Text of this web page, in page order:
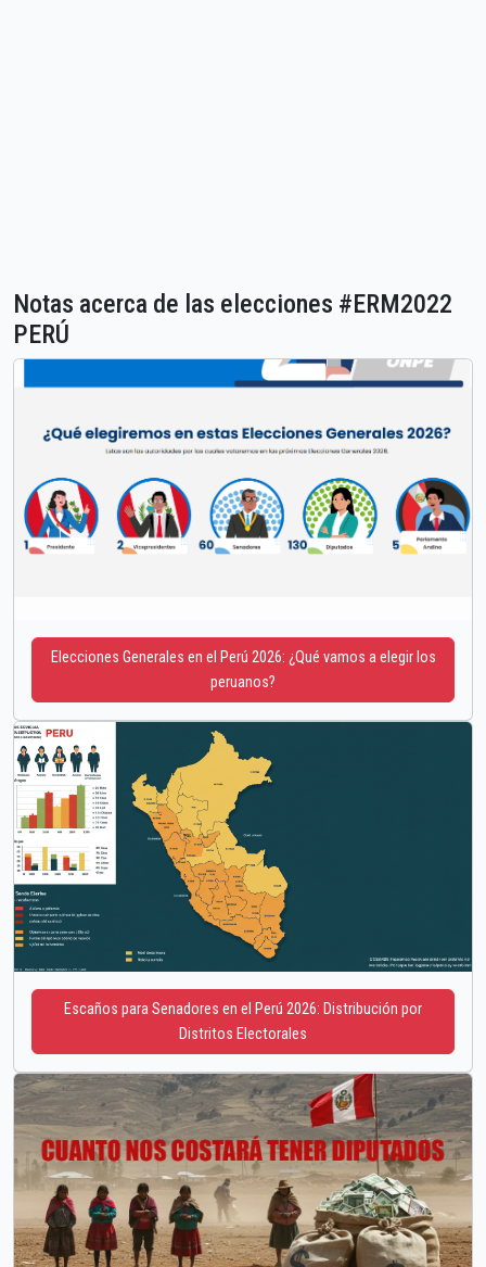
Notas acerca de las elecciones #ERM2022
PERÚ
Elecciones Generales en el Perú 2026: ¿Qué vamos a elegir los
peruanos?
Escaños para Senadores en el Perú 2026: Distribución por
Distritos Electorales